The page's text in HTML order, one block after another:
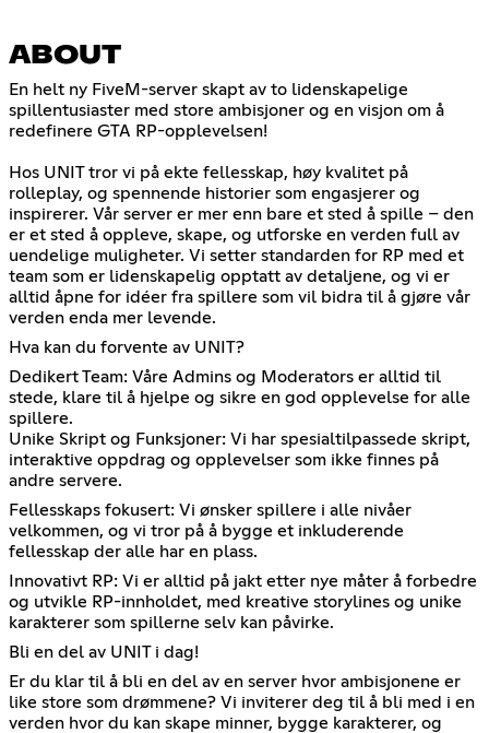
ABOUT
En helt ny FiveM-server skapt av to lidenskapelige
spillentusiaster med store ambisjoner og en visjon om å
redefinere GTA RP-opplevelsen!
Hos UNIT tror vi på ekte fellesskap, høy kvalitet på
rolleplay, og spennende historier som engasjerer og
inspirerer. Vår server er mer enn bare et sted å spille – den
er et sted å oppleve, skape, og utforske en verden full av
uendelige muligheter. Vi setter standarden for RP med et
team som er lidenskapelig opptatt av detaljene, og vi er
alltid åpne for idéer fra spillere som vil bidra til å gjøre vår
verden enda mer levende.
Hva kan du forvente av UNIT?
Dedikert Team: Våre Admins og Moderators er alltid til
stede, klare til å hjelpe og sikre en god opplevelse for alle
spillere.
Unike Skript og Funksjoner: Vi har spesialtilpassede skript,
interaktive oppdrag og opplevelser som ikke finnes på
andre servere.
Fellesskaps fokusert: Vi ønsker spillere i alle nivåer
velkommen, og vi tror på å bygge et inkluderende
fellesskap der alle har en plass.
Innovativt RP: Vi er alltid på jakt etter nye måter å forbedre
og utvikle RP-innholdet, med kreative storylines og unike
karakterer som spillerne selv kan påvirke.
Bli en del av UNIT i dag!
Er du klar til å bli en del av en server hvor ambisjonene er
like store som drømmene? Vi inviterer deg til å bli med i en
verden hvor du kan skape minner, bygge karakterer, og